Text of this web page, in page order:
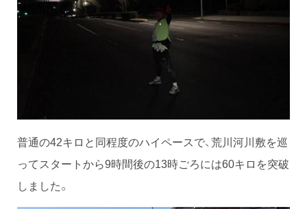
普通の42キロと同程度のハイペースで、荒川河川敷を巡
ってスタートから9時間後の13時ごろには60キロを突破
しました。